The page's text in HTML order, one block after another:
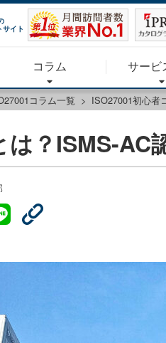
イト
コラム サービ
コラム一覧 ISO27001初心者
は？ISMS-AC